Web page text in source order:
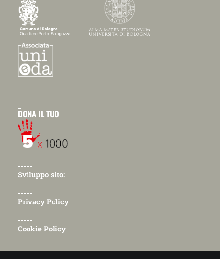
DONA IL TUO
-----
Sviluppo sito:
-----
Privacy Policy
-----
Cookie Policy